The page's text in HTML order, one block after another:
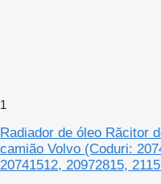
1
Radiador de óleo Răcitor
camião Volvo (Coduri:
20741512, 20972815,